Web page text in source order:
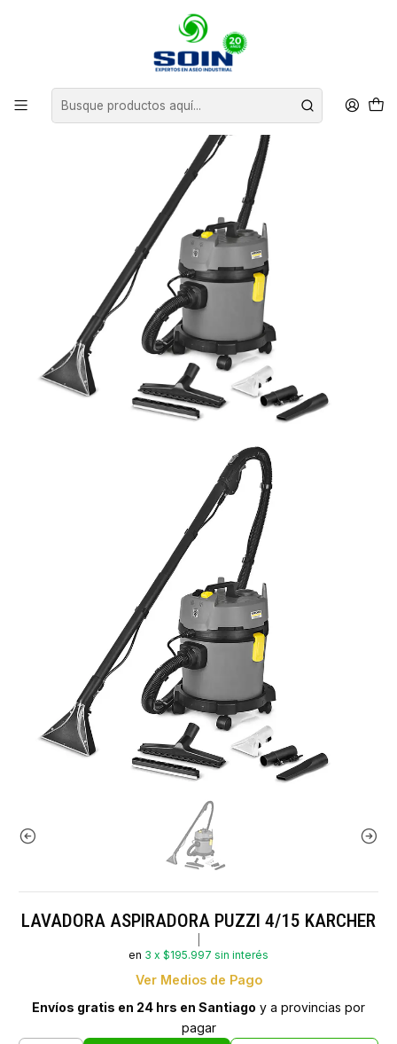
EQUIPOS DE ASEO
LAVADORA ASPIRADORA PUZZI 4/15 KARCHER
LAVADORA ASPIRADORA PUZZI 4/15 KARCHER
en 3 x $195.997 sin interés
Ver Medios de Pago
Envíos gratis en 24 hrs en Santiago y a provincias por
pagar